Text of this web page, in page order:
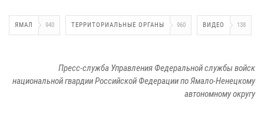
ЯМАЛ 940 ТЕРРИТОРИАЛЬНЫЕ ОРГАНЫ 960 ВИДЕО 138
Пресс-служба Управления Федеральной службы войск
национальной гвардии Российской Федерации по Ямало-Ненецкому
автономному округу